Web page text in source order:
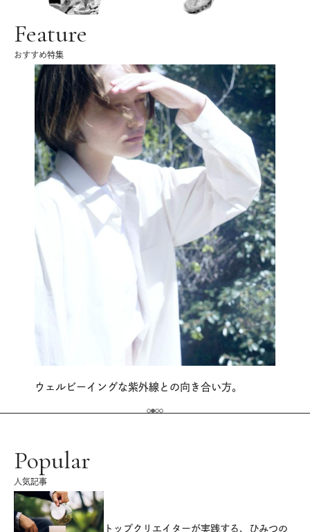
Feature
おすすめ特集
ウェルビーイングな紫外線との向き合い方。
Popular
人気記事
トップクリエイターが実践する、ひみつの